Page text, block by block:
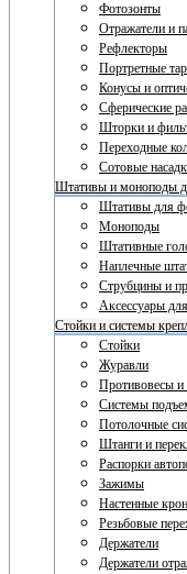
Фотозонты
Отражатели и
Рефлекторы
Портретные
Конусы и
Сферические
Шторки и
Переходные
Сотовые
Штативы и моноподы
Штативы для
Моноподы
Штативные
Наплечные
Струбцины и
Аксессуары
Стойки и системы
Стойки
Журавли
Противовесы и
Системы
Потолочные
Штанги и
Распорки
Зажимы
Настенные
Резьбовые
Держатели
Держатели